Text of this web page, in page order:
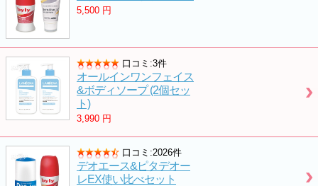
5,500 円
口コミ:3件
オールインワンフェイス
&ボディソープ (2個セッ
ト)
3,990 円
口コミ:2026件
デオエース&ピタデオー
レEX使い比べセット